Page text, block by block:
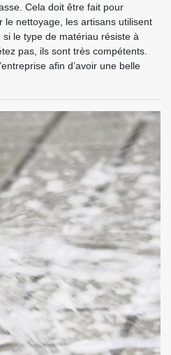
Cela doit être fait pour
le nettoyage, les artisans utilisent
le type de matériau résiste à
pas, ils sont très compétents.
afin d’avoir une belle